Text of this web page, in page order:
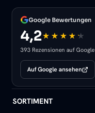
Google Bewertungen
4,2
393 Rezensionen auf Google
Auf Google ansehen
SORTIMENT